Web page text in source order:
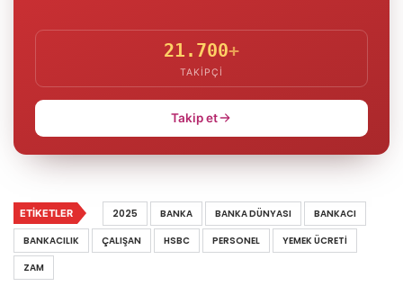
21.700+
TAKIPÇI
Takip et
ETIKETLER 2025 BANKA BANKA DÜNYASI
BANKACI
BANKACILIK
ÇALIŞAN HSBC PERSONEL
YEMEK ÜCRETI
ZAM